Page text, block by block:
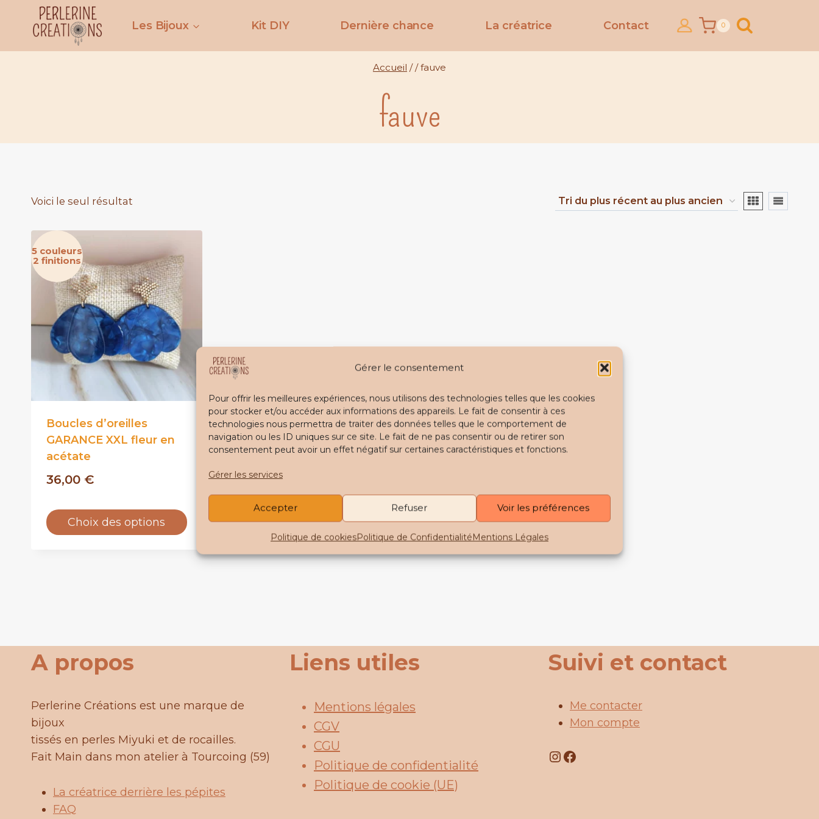
Gérer le consentement
Pour offrir les meilleures expériences, nous utilisons des technologies telles que les cookies
pour stocker et/ou accéder aux informations des appareils. Le fait de consentir à ces
technologies nous permettra de traiter des données telles que le comportement de
navigation ou les ID uniques sur ce site. Le fait de ne pas consentir ou de retirer son
consentement peut avoir un effet négatif sur certaines caractéristiques et fonctions.
Gérer les services
Accepter Refuser Voir les préférences
Politique de cookiesPolitique de ConfidentialitéMentions Légales
Les Bijoux Kit DIY Dernière chance La créatrice Contact 0
Accueil / / fauve
fauve
Voici le seul résultat
5 couleurs
2 finitions
Boucles d’oreilles
GARANCE XXL fleur en
acétate
36,00 €
Choix des options
options
peuvent
sur
la
page
du
A propos
Perlerine Créations est une marque de
bijoux
tissés en perles Miyuki et de rocailles.
Fait Main dans mon atelier à Tourcoing (59)
La créatrice derrière les pépites
FAQ
Liens utiles
Mentions légales
CGV
CGU
Politique de confidentialité
Politique de cookie (UE)
Suivi et contact
Me contacter
Mon compte
Instagram
Facebook